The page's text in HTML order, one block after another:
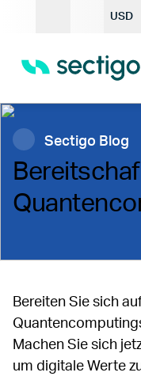
USD
Sectigo Blog
Bereiten Sie sich
Machen Sie sich
um digitale Werte